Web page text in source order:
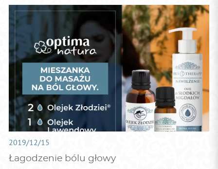
2019/12/15
Łagodzenie bólu głowy